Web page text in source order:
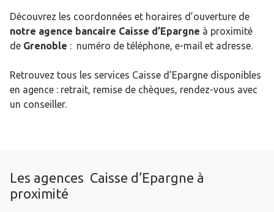
Découvrez les coordonnées et horaires d’ouverture de
notre agence bancaire Caisse d’Epargne à proximité
de Grenoble : numéro de téléphone, e-mail et adresse.
Retrouvez tous les services Caisse d’Epargne disponibles
en agence : retrait, remise de chèques, rendez-vous avec
un conseiller.
Les agences Caisse d’Epargne à
proximité